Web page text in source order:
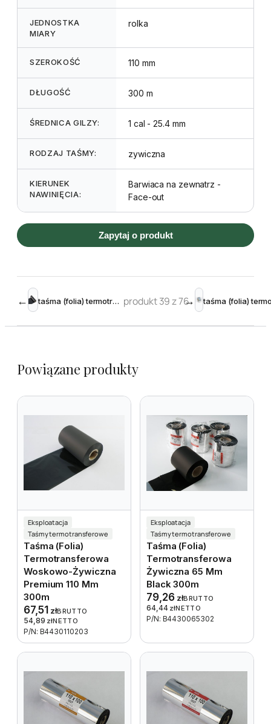
JEDNOSTKA
MIARY
rolka
SZEROKOŚĆ 110 mm
DŁUGOŚĆ 300 m
ŚREDNICA GILZY: 1 cal - 25.4 mm
RODZAJ TAŚMY: zywiczna
KIERUNEK
NAWINIĘCIA:
Barwiaca na zewnatrz -
Face-out
Zapytaj o produkt
← taśma (folia) termotransferowa żywiczna 110 mm 74m produkt 39 z 76→
Powiązane produkty
Eksploatacja
Taśmy termotransferowe
Taśma (folia)
Termotransferowa
Woskowo-Żywiczna
Premium 110 Mm
300m
67,51 złBRUTTO
54,89 złNETTO
P/N: B4430110203
Eksploatacja
Taśmy termotransferowe
Taśma (folia)
Termotransferowa
Żywiczna 65 Mm
Black 300m
79,26 złBRUTTO
64,44 złNETTO
P/N: B4430065302